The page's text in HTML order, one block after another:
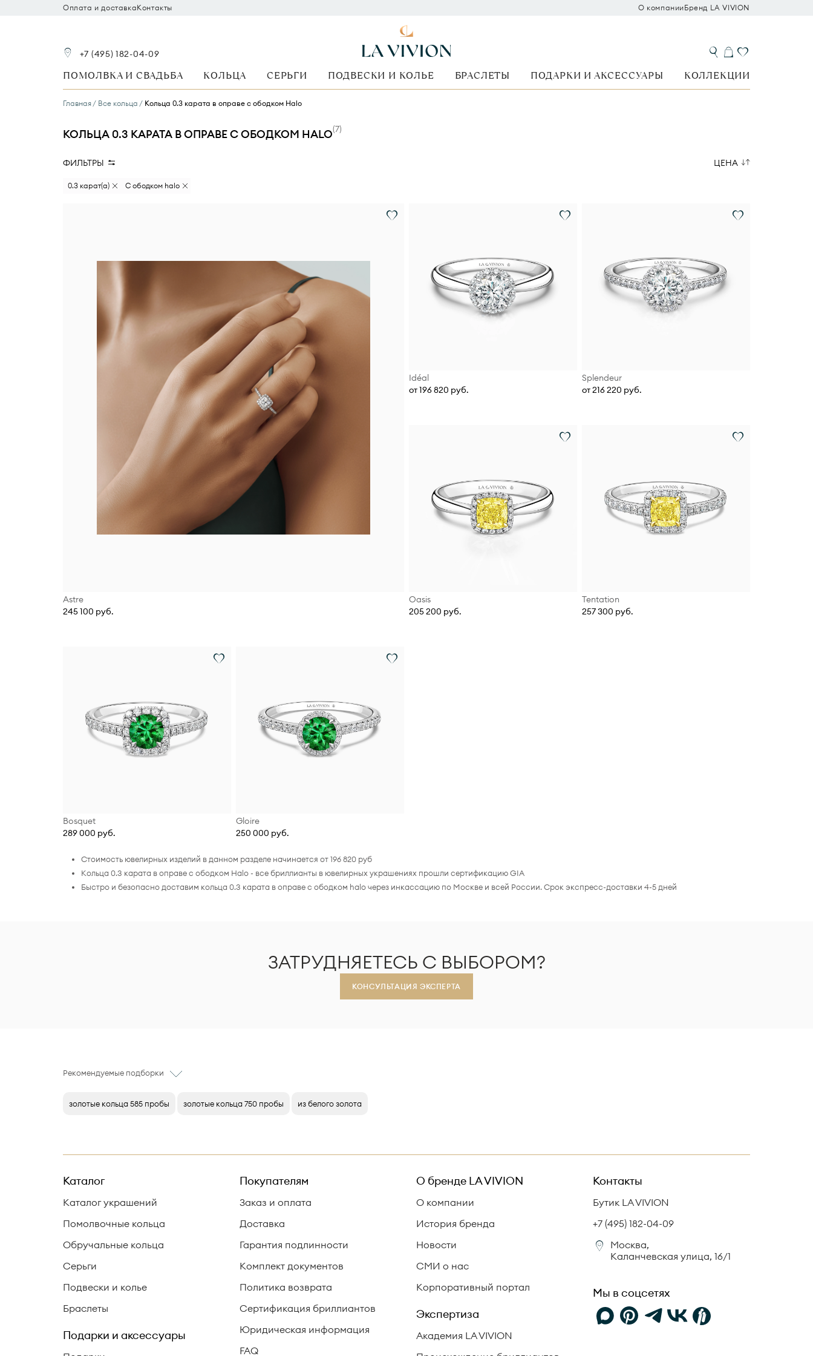
Оплата и доставкаКонтакты О компанииБренд LA VIVION
+7 (495) 182-04-09
ПОМОЛВКА И СВАДЬБА КОЛЬЦА СЕРЬГИ ПОДВЕСКИ И КОЛЬЕ БРАСЛЕТЫ ПОДАРКИ И АКСЕССУАРЫ КОЛЛЕКЦИИ
Главная Все кольца Кольца 0.3 карата в оправе с ободком Halo
КОЛЬЦА 0.3 КАРАТА В ОПРАВЕ С ОБОДКОМ HALO(7)
ФИЛЬТРЫ
0.3 карат(а) С ободком halo
ЦЕНА
Astre
245 100 руб.
Idéal
от 196 820 руб.
Splendeur
от 216 220 руб.
Oasis
205 200 руб.
Tentation
257 300 руб.
Bosquet
289 000 руб.
Gloire
250 000 руб.
Стоимость ювелирных изделий в данном разделе начинается от 196 820 руб
Кольца 0.3 карата в оправе с ободком Halo - все бриллианты в ювелирных украшениях прошли сертификацию GIA
Быстро и безопасно доставим кольца 0.3 карата в оправе с ободком halo через инкассацию по Москве и всей России. Срок экспресс-доставки 4-5 дней
ЗАТРУДНЯЕТЕСЬ С ВЫБОРОМ?
КОНСУЛЬТАЦИЯ ЭКСПЕРТА
Рекомендуемые подборки
золотые кольца 585 пробы золотые кольца 750 пробы из белого золота
Каталог
Каталог украшений
Помолвочные кольца
Обручальные кольца
Серьги
Подвески и колье
Браслеты
Подарки и аксессуары
Покупателям
Заказ и оплата
Доставка
Гарантия подлинности
Комплект документов
Политика возврата
Сертификация бриллиантов
Юридическая информация
FAQ
О бренде LA VIVION
О компании
История бренда
Новости
СМИ о нас
Корпоративный портал
Экспертиза
Академия LA VIVION
Контакты
Бутик LA VIVION
+7 (495) 182-04-09
Москва,
Каланчевская улица, 16/1
Мы в соцсетях